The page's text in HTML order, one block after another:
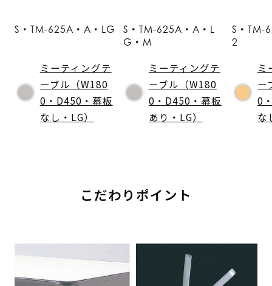
S・TM-625A・A・LG
ミーティングテ
ーブル（W180
0・D450・幕板
なし・LG）
S・TM-625A・A・L
G・M
ミーティングテ
ーブル（W180
0・D450・幕板
あり・LG）
S・TM-
2
ミ
ー
0
な
こだわりポイント